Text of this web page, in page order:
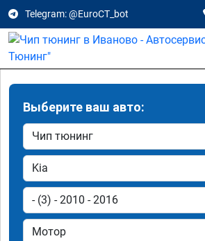
Telegram: @EuroCT_bot
Выберите ваш авто: